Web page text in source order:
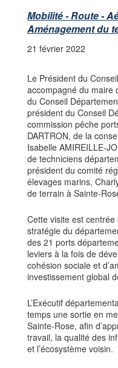
Mobilité - Route -
Aménagement du
21 février 2022
Le Président du
accompagné du maire
du Conseil
président du Conseil
commission pêche
DARTRON, de la
Isabelle AMIREILLE-
de techniciens
président du comité
élevages marins,
de terrain à Sainte-
Cette visite est
stratégie du
des 21 ports
leviers à la fois de
cohésion sociale et
investissement global
L’Exécutif
temps une sortie en
Sainte-Rose, afin
travail, la qualité des
et l’écosystème voisin.